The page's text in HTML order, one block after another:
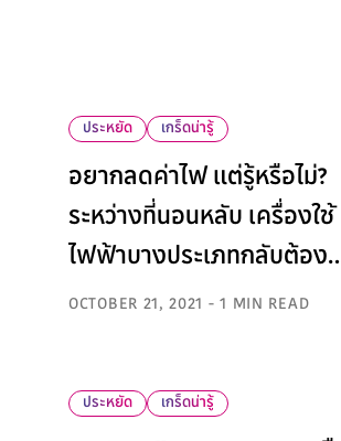
ประหยัด เกร็ดน่ารู้
อยากลดค่าไฟ แต่รู้หรือไม่?
ระหว่างที่นอนหลับ เครื่องใช้
ไฟฟ้าบางประเภทกลับต้อง
ทำงานตลอดเวลา
OCTOBER 21, 2021 - 1 MIN READ
ประหยัด เกร็ดน่ารู้